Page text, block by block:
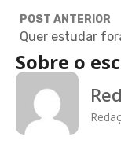
POST ANTERIOR
Sobre o